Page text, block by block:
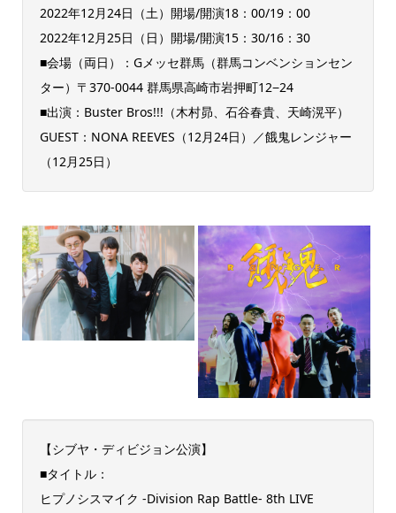
2022年12月24日（土）開場/開演18：00/19：00
2022年12月25日（日）開場/開演15：30/16：30
■会場（両日）：Gメッセ群馬（群馬コンベンションセン
ター）〒370-0044 群馬県高崎市岩押町12−24
■出演：Buster Bros!!!（木村昴、石谷春貴、天崎滉平）
GUEST：NONA REEVES（12月24日）／餓鬼レンジャー
（12月25日）
【シブヤ・ディビジョン公演】
■タイトル：
ヒプノシスマイク -Division Rap Battle- 8th LIVE